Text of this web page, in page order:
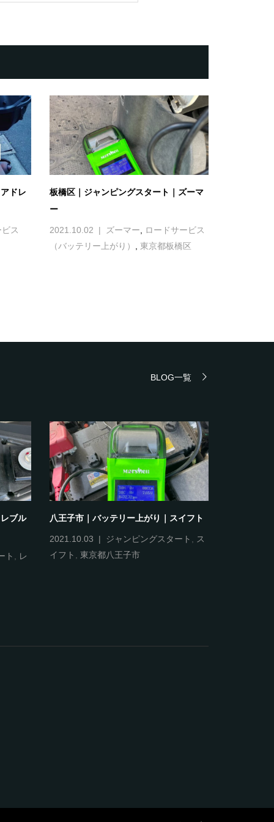
ドレ
ス
板橋区｜ジャンピングスタート｜ズーマ
ー
2021.10.02 ズーマー
ロードサービス
（バッテリー上がり）
東京都板橋区
BLOG一覧
ブル
ト , レ
八王子市｜バッテリー上がり｜スイフト
2021.10.03 ジャンピングスタート , ス
イフト , 東京都八王子市